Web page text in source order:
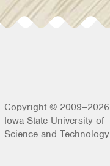
Copyright © 2009–2026
Iowa State University of
Science and Technology